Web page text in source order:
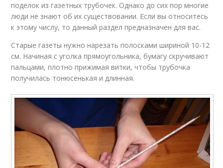
поделок из газетных трубочек. Однако до сих пор многие
люди не знают об их существовании. Если вы относитесь
к этому числу, то данный раздел предназначен для вас.
Старые газеты нужно нарезать полосками шириной 10-12
см. Начиная с уголка прямоугольника, бумагу скручивают
пальцами, плотно прижимая витки, чтобы трубочка
получилась тонюсенькая и длинная.